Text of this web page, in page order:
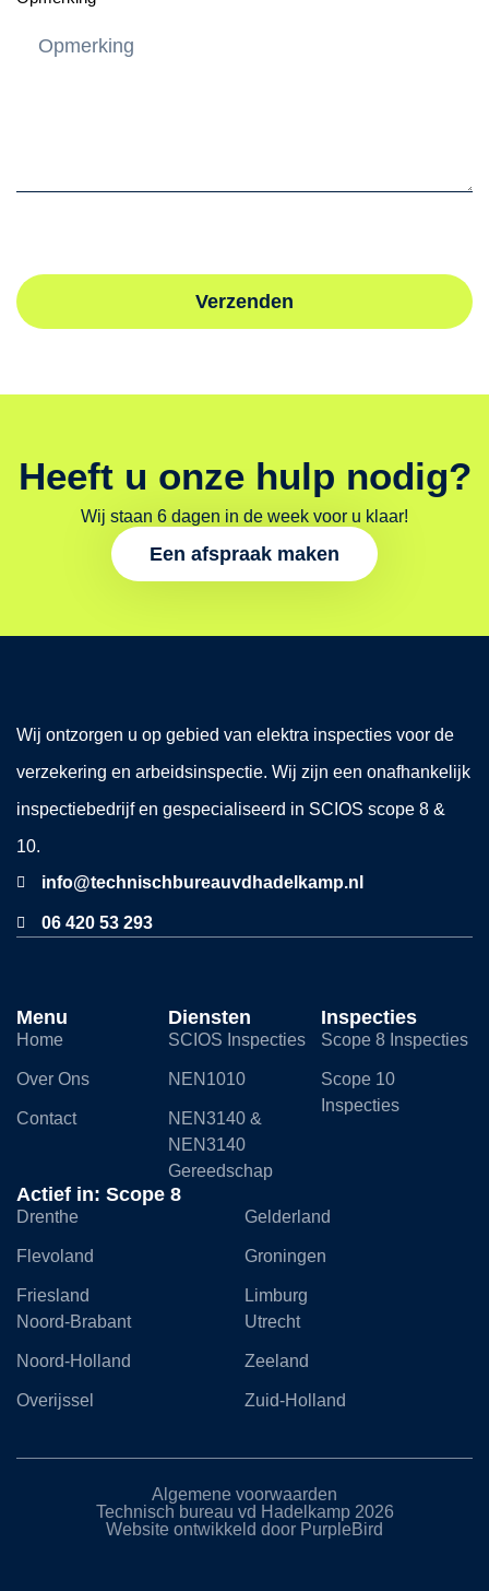
Verzenden
Heeft u onze hulp nodig?
Wij staan 6 dagen in de week voor u klaar!
Een afspraak maken
Wij ontzorgen u op gebied van elektra inspecties voor de
verzekering en arbeidsinspectie. Wij zijn een onafhankelijk
inspectiebedrijf en gespecialiseerd in SCIOS scope 8 &
10.
info@technischbureauvdhadelkamp.nl
06 420 53 293
Menu
Home
Over Ons
Contact
Diensten
SCIOS Inspecties
NEN1010
NEN3140 &
NEN3140
Gereedschap
Inspecties
Scope 8 Inspecties
Scope 10
Inspecties
Actief in: Scope 8
Drenthe
Flevoland
Friesland
Gelderland
Groningen
Limburg
Noord-Brabant
Noord-Holland
Overijssel
Utrecht
Zeeland
Zuid-Holland
Algemene voorwaarden
Technisch bureau vd Hadelkamp 2026
Website ontwikkeld door PurpleBird